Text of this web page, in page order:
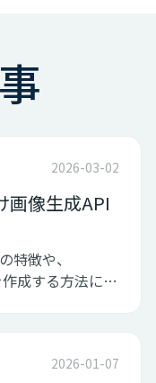
2026-03-02
画像生成API
特徴や、
成する方法につ
2026-01-07